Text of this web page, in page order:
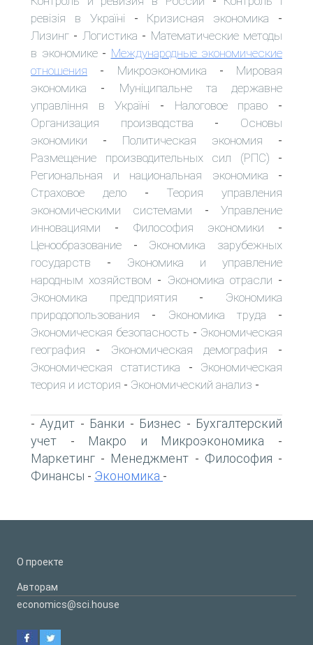
ревізія в Україні - Кризисная экономика -
Лизинг - Логистика - Математические методы
в экономике - Международные экономические
отношения - Микроэкономика - Мировая
экономика - Муніципальне та державне
управління в Україні - Налоговое право -
Организация производства - Основы
экономики - Политическая экономия -
Размещение производительных сил (РПС) -
Региональная и национальная экономика -
Страховое дело- Теория управления
экономическими системами -Управление
инновациями - Философия экономики -
Ценообразование - Экономика зарубежных
государств - Экономика и управление
народным хозяйством - Экономика отрасли -
Экономика предприятия - Экономика
природопользования - Экономика труда -
Экономическая безопасность - Экономическая
география - Экономическая демография -
Экономическая статистика - Экономическая
теория и история - Экономический анализ -
-Аудит - Банки - Бизнес - Бухгалтерский
учет - Макро и Микроэкономика -
Маркетинг - Менеджмент - Философия -
Финансы - Экономика -
О проекте
Авторам
economics@sci.house